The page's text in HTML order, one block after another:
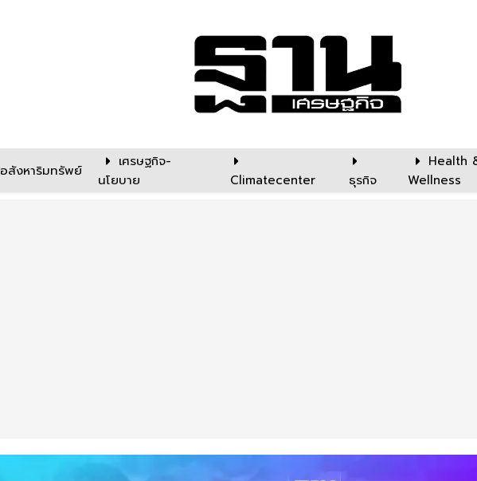
อสังหาริมทรัพย์
เศรษฐกิจ-
นโยบาย
Climatecenter ธุรกิจ
Health
Wellness